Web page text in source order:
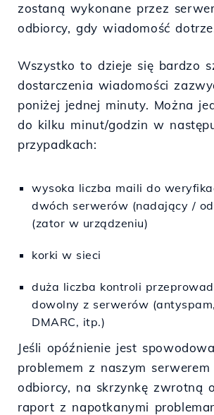
zostaną wykonane przez
odbiorcy, gdy wiadomość
Wszystko to dzieje się bardzo
dostarczenia wiadomości
poniżej jednej minuty. Można
do kilku minut/godzin w
przypadkach:
wysoka liczba maili do
dwóch serwerów (nadający /
(zator w urządzeniu)
korki w sieci
duża liczba kontroli
dowolny z serwerów
DMARC, itp.)
Jeśli opóźnienie jest
problemem z naszym
odbiorcy, na skrzynkę zwrotną
raport z napotkanymi